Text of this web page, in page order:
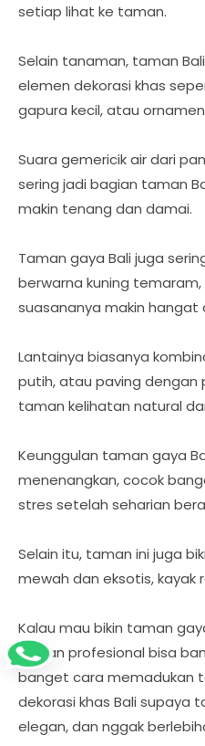
setiap lihat ke taman.
Selain tanaman, taman
elemen dekorasi khas
gapura kecil, atau
Suara gemericik air dari
sering jadi bagian taman
makin tenang dan damai.
Taman gaya Bali juga
berwarna kuning
suasananya makin hangat
Lantainya biasanya
putih, atau paving dengan
taman kelihatan natural
Keunggulan taman gaya
menenangkan, cocok
stres setelah seharian
Selain itu, taman ini juga
mewah dan eksotis, kayak
Kalau mau bikin taman
taman profesional bisa
banget cara memadukan
dekorasi khas Bali supaya
elegan, dan nggak